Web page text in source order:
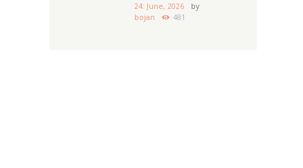
24. June, 2026
by
bojan
481